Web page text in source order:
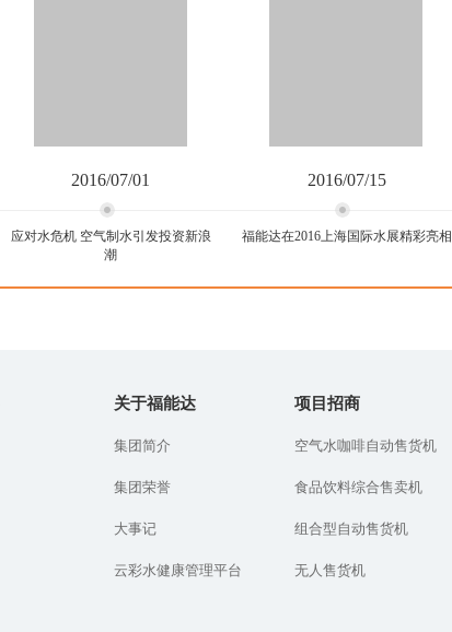
2016/07/01
应对水危机 空气制水引发投资新浪
潮
水是生命之源，近年来伴
境急速恶化，使得地球的
水资源呈现岌岌可危的态
势，改变，刻不容缓。...
2016/07/15
福能达在2016上海国际水展精彩亮相
2016年6月15-17日，备受
展在上海国家会展中心隆
重举行。空气制水行业领
导品牌福能达集团以全新...
关于福能达
集团简介
集团荣誉
大事记
云彩水健康管理平台
项目招商
空气水咖啡自动售货机
食品饮料综合售卖机
组合型自动售货机
无人售货机